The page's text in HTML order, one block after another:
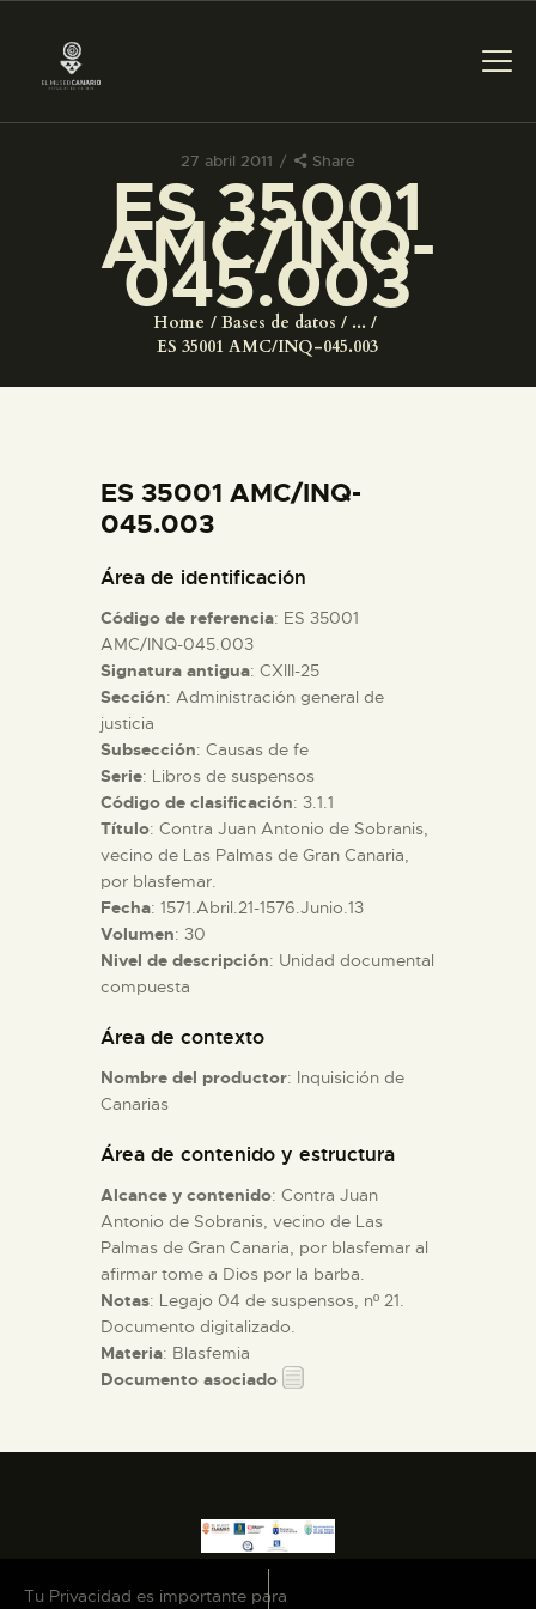
27 abril 2011 Share
ES 35001
AMC/INQ-
045.003
Home Bases de datos
...
ES 35001 AMC/INQ-045.003
PREPARAR LA VISITA
ACTIVIDADES
COLECCIONES
ESPAÑOL
PREPARAR LA VISITA
ACTIVIDADES
█
EL MUSEO
COLECCIONES
ES 35001 AMC/INQ-
045.003
Área de identificación
Código de referencia: ES 35001
AMC/INQ-045.003
Signatura antigua: CXIII-25
Sección: Administración general de
justicia
Subsección: Causas de fe
Serie: Libros de suspensos
Código de clasificación: 3.1.1
Título: Contra Juan Antonio de Sobranis,
vecino de Las Palmas de Gran Canaria,
por blasfemar.
Fecha: 1571.Abril.21-1576.Junio.13
Volumen: 30
Nivel de descripción: Unidad documental
compuesta
Área de contexto
Nombre del productor: Inquisición de
Canarias
Área de contenido y estructura
Alcance y contenido: Contra Juan
Antonio de Sobranis, vecino de Las
Palmas de Gran Canaria, por blasfemar al
afirmar tome a Dios por la barba.
Notas: Legajo 04 de suspensos, nº 21.
Documento digitalizado.
Materia: Blasfemia
Documento asociado
Tu Privacidad es importante para